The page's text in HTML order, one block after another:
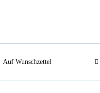
Auf Wunschzettel